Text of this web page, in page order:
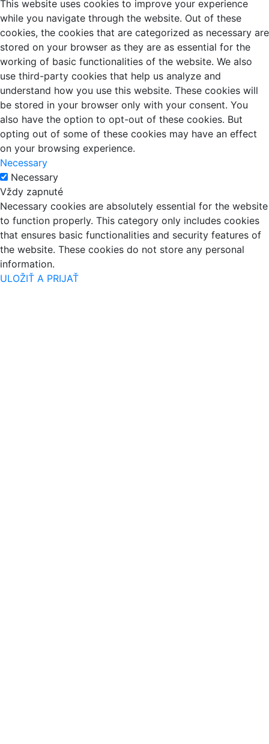
This website uses cookies to improve your experience
while you navigate through the website. Out of these
cookies, the cookies that are categorized as necessary are
stored on your browser as they are as essential for the
working of basic functionalities of the website. We also
use third-party cookies that help us analyze and
understand how you use this website. These cookies will
be stored in your browser only with your consent. You
also have the option to opt-out of these cookies. But
opting out of some of these cookies may have an effect
on your browsing experience.
Necessary
Necessary
Vždy zapnuté
Necessary cookies are absolutely essential for the website
to function properly. This category only includes cookies
that ensures basic functionalities and security features of
the website. These cookies do not store any personal
information.
ULOŽIŤ A PRIJAŤ